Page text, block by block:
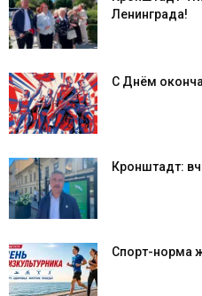
Ленинграда!
С Днём
Кронштадт:
Спорт-норма